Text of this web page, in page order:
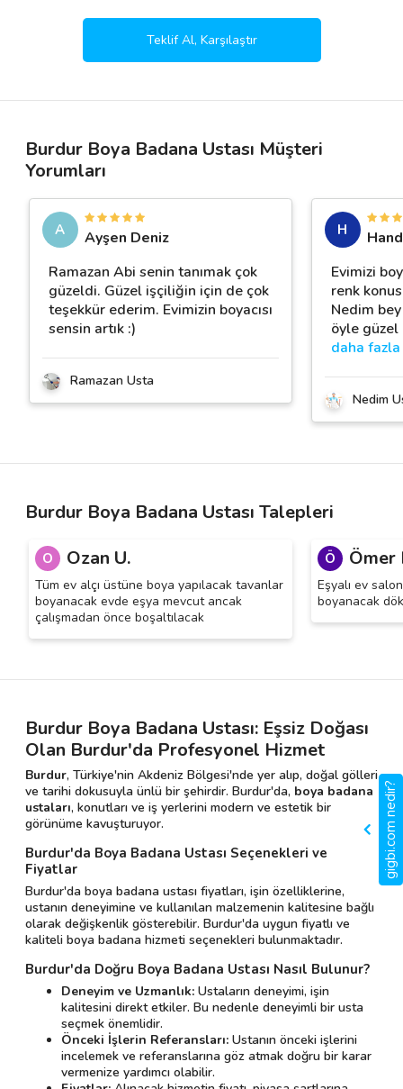
Teklif Al, Karşılaştır
Burdur Boya Badana Ustası Müşteri
Yorumları
A
Ayşen Deniz
Ramazan Abi senin tanımak çok
güzeldi. Güzel işçiliğin için de çok
teşekkür ederim. Evimizin boyacısı
sensin artık :)
Ramazan Usta
H
Evimizi
renk
Nedim
öyle
daha fazla
Nedim
Burdur Boya Badana Ustası Talepleri
O Ozan U.
Tüm ev alçı üstüne boya yapılacak tavanlar
boyanacak evde eşya mevcut ancak
çalışmadan önce boşaltılacak
Ö Ömer
Eşyalı ev
boyanacak
Burdur Boya Badana Ustası: Eşsiz Doğası
Olan Burdur'da Profesyonel Hizmet
Burdur, Türkiye'nin Akdeniz Bölgesi'nde yer alıp, doğal gölleri
ve tarihi dokusuyla ünlü bir şehirdir. Burdur'da, boya badana
ustaları, konutları ve iş yerlerini modern ve estetik bir
görünüme kavuşturuyor.
Burdur'da Boya Badana Ustası Seçenekleri ve
Fiyatlar
Burdur'da boya badana ustası fiyatları, işin özelliklerine,
ustanın deneyimine ve kullanılan malzemenin kalitesine bağlı
olarak değişkenlik gösterebilir. Burdur'da uygun fiyatlı ve
kaliteli boya badana hizmeti seçenekleri bulunmaktadır.
Burdur'da Doğru Boya Badana Ustası Nasıl Bulunur?
Deneyim ve Uzmanlık: Ustaların deneyimi, işin
kalitesini direkt etkiler. Bu nedenle deneyimli bir usta
seçmek önemlidir.
Önceki İşlerin Referansları: Ustanın önceki işlerini
incelemek ve referanslarına göz atmak doğru bir karar
vermenize yardımcı olabilir.
gigbi.com nedir?